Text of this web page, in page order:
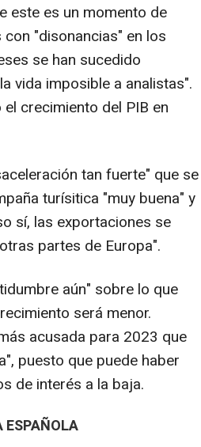
este es un momento de
"disonancias" en los
se han sucedido
vida imposible a analistas".
crecimiento del PIB en
tan fuerte" que se
turísitica "muy buena" y
sí, las exportaciones se
partes de Europa".
aún" sobre lo que
será menor.
acusada para 2023 que
puesto que puede haber
de interés a la baja.
ESPAÑOLA